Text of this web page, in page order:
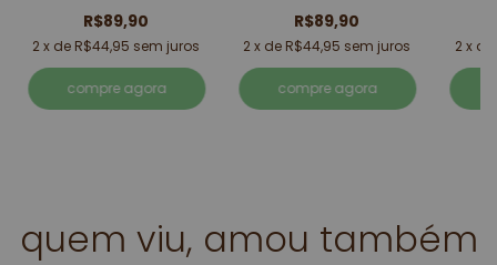
R$89,90
2 x de R$44,95 sem juros
compre agora
R$89,90
2 x de R$44,95 sem juros
compre agora
2x de
quem viu, amou também